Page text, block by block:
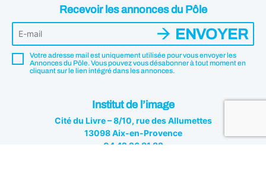
Recevoir les annonces du Pôle
Votre adresse mail est uniquement utilisée pour vous envoyer les
Annonces du Pôle. Vous pouvez vous désabonner à tout moment en
cliquant sur le lien intégré dans les annonces.
ENVOYER
Institut de l’image
Cité du Livre – 8/10, rue des Allumettes
13098 Aix-en-Provence
04 42 26 81 82